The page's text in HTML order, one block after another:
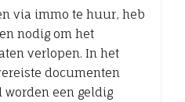
via immo te huur, heb
nodig om het
verlopen. In het
documenten
een geldig